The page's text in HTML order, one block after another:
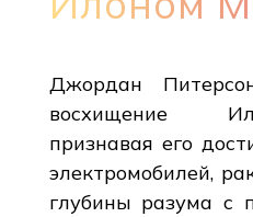
Джордан
восхищение
признавая его
электромобилей,
глубины разума с